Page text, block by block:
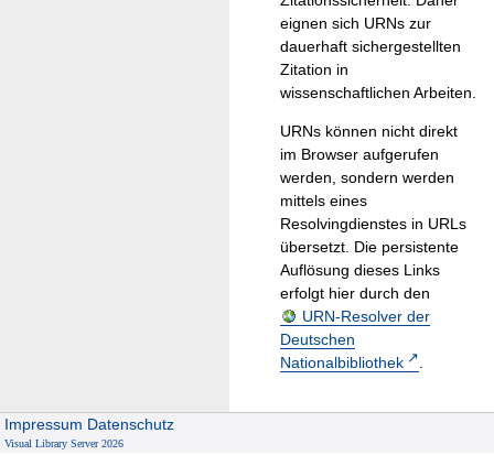
eignen sich URNs zur
dauerhaft sichergestellten
Zitation in
wissenschaftlichen Arbeiten.
URNs können nicht direkt
im Browser aufgerufen
werden, sondern werden
mittels eines
Resolvingdienstes in URLs
übersetzt. Die persistente
Auflösung dieses Links
erfolgt hier durch den
URN-Resolver der
Deutschen
Nationalbibliothek
.
Impressum Datenschutz
Visual Library Server 2026